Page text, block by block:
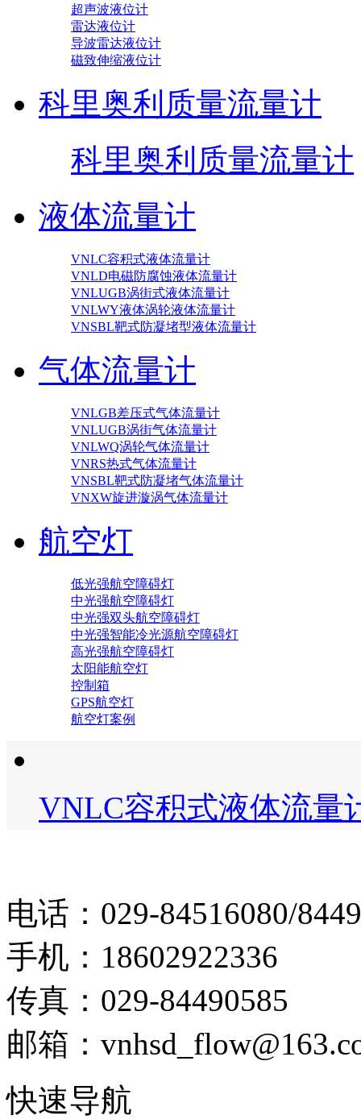
超声波液位计
雷达液位计
导波雷达液位计
磁致伸缩液位计
科里奥利质量流量计
科里奥利质量流量计
液体流量计
VNLC容积式液体流量计
VNLD电磁防腐蚀液体流量计
VNLUGB涡街式液体流量计
VNLWY液体涡轮液体流量计
VNSBL靶式防凝堵型液体流量计
气体流量计
VNLGB差压式气体流量计
VNLUGB涡街气体流量计
VNLWQ涡轮气体流量计
VNRS热式气体流量计
VNSBL靶式防凝堵气体流量计
VNXW旋进漩涡气体流量计
航空灯
低光强航空障碍灯
中光强航空障碍灯
中光强双头航空障碍灯
中光强智能冷光源航空障碍灯
高光强航空障碍灯
太阳能航空灯
控制箱
GPS航空灯
航空灯案例
VNLC容积式液体流量
电话：029-84516080/
手机：18602922336
传真：029-84490585
邮箱：
快速导航